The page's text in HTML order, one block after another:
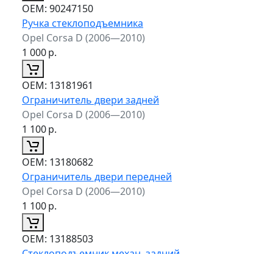
ОЕМ: 90247150
Ручка стеклоподъемника
Opel Corsa D (2006—2010)
1 000р.
ОЕМ: 13181961
Ограничитель двери задней
Opel Corsa D (2006—2010)
1 100р.
ОЕМ: 13180682
Ограничитель двери передней
Opel Corsa D (2006—2010)
1 100р.
ОЕМ: 13188503